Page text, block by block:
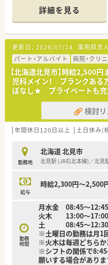
■処方せんは近隣の病院か
り、様々な内容に対応してい
■第１類や要指導医薬品の
OTC薬の知識を習得し、業
■安心安全の調剤システム
電子薬歴・薬袋発行機・散
ー・円盤型全自動散薬分包
を高め薬剤師の負担を軽
ます。
〈おすすめポイント！〉
■調剤、OTC併設店ですの
す。 何でも相談のできる
んか！
■年間休日110日、有休消
をつけながらお仕事したい
■大手チェーン薬局ならで
産休育休制度や育児介護
す。
■教育体制の他、明確な昇
ことができます
■嬉しい社割制度でお得に
取り扱う商品の約8割は割
や化粧品、日用品をお得に
■安心安全の調剤システム
詳細を見る
更新日： 2026/07/14 薬剤師求
パート・アルバイト
病院・クリ
【北海道北見市】時給2,500
児科メイン！ ブランクある
ぼなし★ プライベートも充
検討
年間休日120日以上 土日休み(
勤務地
北海道 北見市
北見駅 (JR石北本線)／北見
給与
時給2,300円～2,500
勤務
時間
月水金 08:45～12:45
火木 13:00～17:00
土 08:45～12:30（
※土曜日の勤務は月1
※火木は毎週どちらか
※シフトの関係で8:45
願いする場合がありま